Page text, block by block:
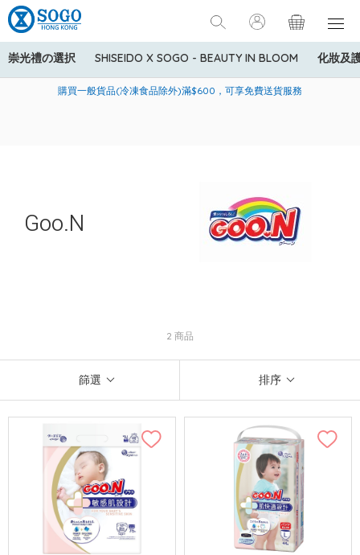
崇光禮の選択 SHISEIDO X SOGO - BEAUTY IN BLOOM 化妝及
美國運通Explorer®信用卡會員購物禮遇：高達5%簽賬回贈！
購買一般貨品(冷凍食品除外)滿$600，可享免費送貨服務
寄送中國內地服務只適用於指定商品，若訂單金額少於HK$600(折
Goo.N
2 商品
篩選 排序